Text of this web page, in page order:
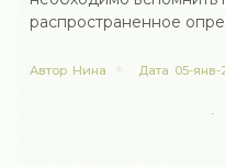
распространенное
Автор Нина Дата 05-янв-